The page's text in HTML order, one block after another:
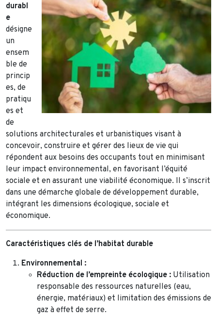
durabl
e
désigne
un
ensem
ble de
princip
es, de
pratiqu
es et
de
solutions architecturales et urbanistiques visant à
concevoir, construire et gérer des lieux de vie qui
répondent aux besoins des occupants tout en minimisant
leur impact environnemental, en favorisant l’équité
sociale et en assurant une viabilité économique. Il s’inscrit
dans une démarche globale de développement durable,
intégrant les dimensions écologique, sociale et
économique.
Caractéristiques clés de l’habitat durable
Environnemental :
Réduction de l’empreinte écologique : Utilisation
responsable des ressources naturelles (eau,
énergie, matériaux) et limitation des émissions de
gaz à effet de serre.